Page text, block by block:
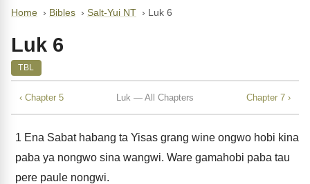
Home › Bibles › Salt-Yui NT › Luk 6
Luk 6
TBL
‹ Chapter 5 Luk — All Chapters Chapter 7 ›
1 Ena Sabat habang ta Yisas grang wine ongwo hobi kina
paba ya nongwo sina wangwi. Ware gamahobi paba tau
pere paule nongwi.